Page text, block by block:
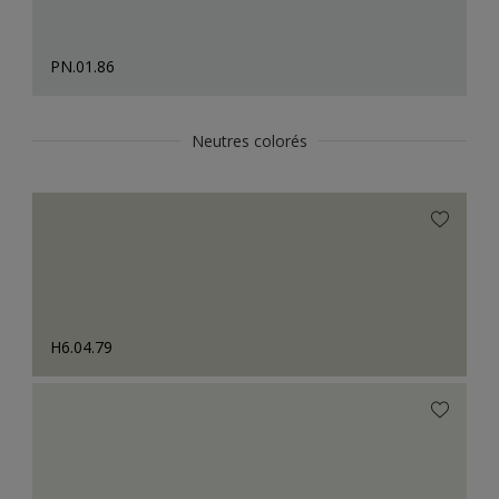
PN.01.86
Neutres colorés
H6.04.79